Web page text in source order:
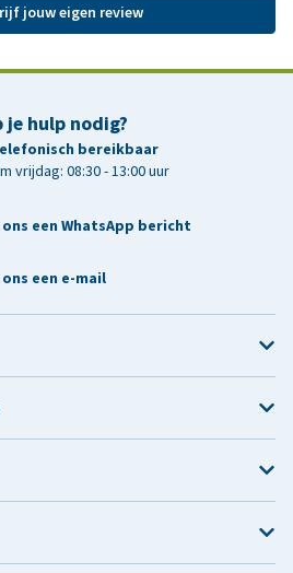
jouw eigen review
je hulp nodig?
bereikbaar
vrijdag: 08:30 - 13:00 uur
een WhatsApp bericht
een e-mail